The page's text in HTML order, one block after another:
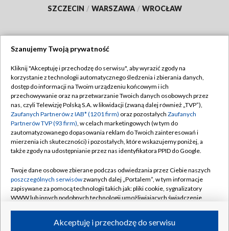
SZCZECIN / WARSZAWA / WROCŁAW
TVP
Abonament TVP
Emisja w TVP
Centrum informacji TVP
Naziemna Telewizja Cyfrowa
Rada Programowa
System NOS
Informacje o nadawcy
Program dla prasy
Regulamin TVP
Polityka prywatności
Moje zgody
Pomoc
Kontakt
Kanały
Szanujemy Twoją prywatność
Kliknij "Akceptuję i przechodzę do serwisu", aby wyrazić zgody na
korzystanie z technologii automatycznego śledzenia i zbierania danych,
dostęp do informacji na Twoim urządzeniu końcowym i ich
przechowywanie oraz na przetwarzanie Twoich danych osobowych przez
nas, czyli Telewizję Polską S.A. w likwidacji (zwaną dalej również „TVP”),
Zaufanych Partnerów z IAB* (1201 firm) oraz pozostałych Zaufanych
Partnerów TVP (93 firm), w celach marketingowych (w tym do
zautomatyzowanego dopasowania reklam do Twoich zainteresowań i
mierzenia ich skuteczności) i pozostałych, które wskazujemy poniżej, a
także zgody na udostępnianie przez nas identyfikatora PPID do Google.
Twoje dane osobowe zbierane podczas odwiedzania przez Ciebie naszych
poszczególnych serwisówzwanych dalej „Portalem”, w tym informacje
zapisywane za pomocą technologii takich jak: pliki cookie, sygnalizatory
WWW lub innych podobnych technologii umożliwiających świadczenie
ruchu w Internecie.Akceptuję i przechodzę do serwisu